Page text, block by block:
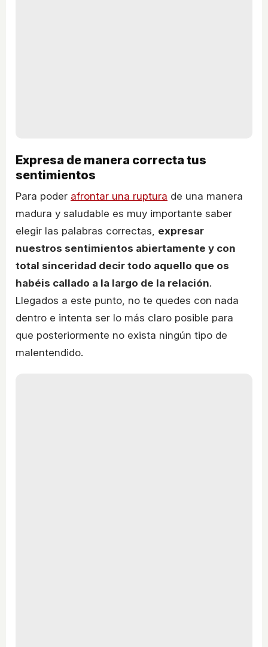
Expresa de manera correcta tus
sentimientos
Para poder afrontar una ruptura de una manera
madura y saludable es muy importante saber
elegir las palabras correctas, expresar
nuestros sentimientos abiertamente y con
total sinceridad decir todo aquello que os
habéis callado a la largo de la relación.
Llegados a este punto, no te quedes con nada
dentro e intenta ser lo más claro posible para
que posteriormente no exista ningún tipo de
malentendido.